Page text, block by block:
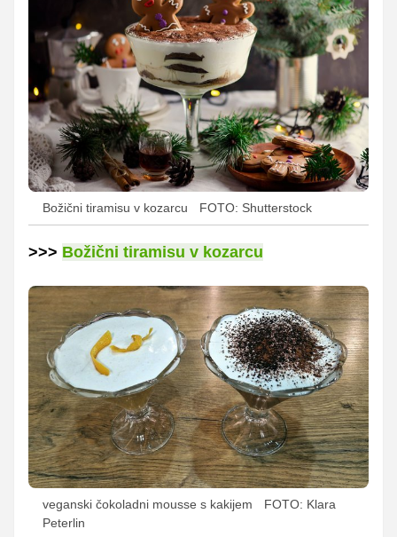
Božični tiramisu v kozarcu FOTO: Shutterstock
>>> Božični tiramisu v kozarcu
veganski čokoladni mousse s kakijem
FOTO: Klara
Peterlin